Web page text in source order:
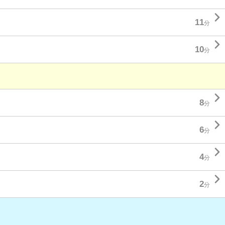
11分 
10分 
8分 
6分 
4分 
2分 